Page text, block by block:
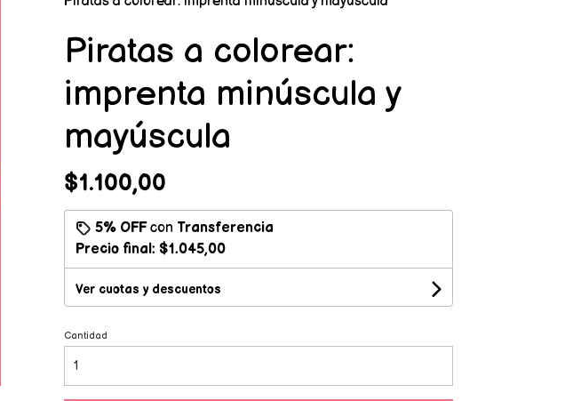
Piratas a colorear:
imprenta minúscula y
mayúscula
$1.100,00
5% OFFcon Transferencia
Precio final: $1.045,00
Ver cuotas y descuentos
Cantidad